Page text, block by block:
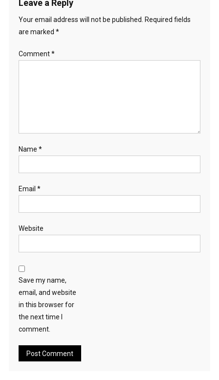
Leave a Reply
Your email address will not be published.
Required fields
are marked *
Comment*
Name *
Email *
Website
Save my name,
email, and website
in this browser for
the next time I
comment.